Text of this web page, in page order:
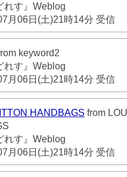
れす』Weblog
月06日(土)21時14分 受信
keyword2
れす』Weblog
月06日(土)21時14分 受信
HANDBAGS from
れす』Weblog
月06日(土)21時14分 受信